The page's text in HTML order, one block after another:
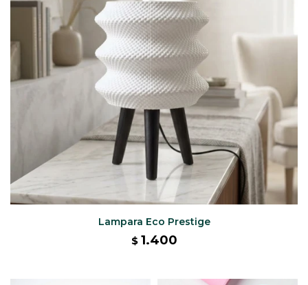
Lampara Eco Prestige
$ 1.400